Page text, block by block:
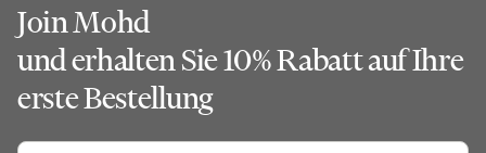
Join Mohd
und erhalten Sie 10% Rabatt auf Ihre
erste Bestellung